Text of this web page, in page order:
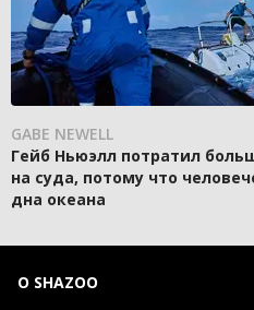
GABE NEWELL
Гейб Ньюэлл потратил
на суда, потому что
дна океана
О SHAZOO